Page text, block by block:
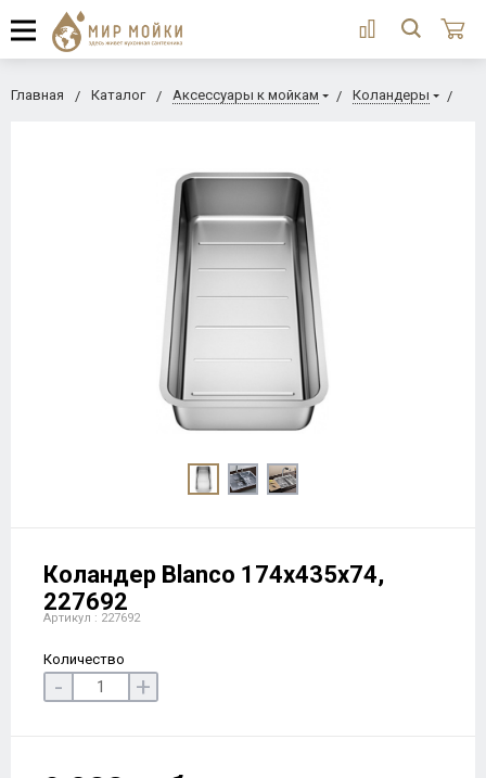
Главная Каталог Аксессуары к мойкам Коландеры
Коландер Blanco 174х435х74,
227692
Артикул : 227692
Количество
- +